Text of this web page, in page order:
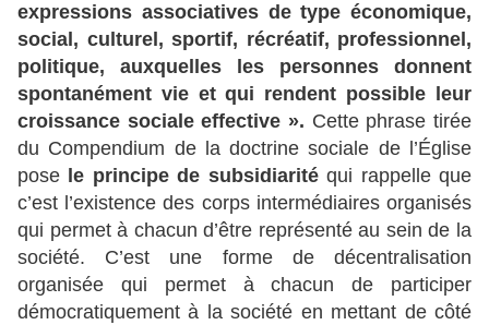
expressions associatives de type économique,
social, culturel, sportif, récréatif, professionnel,
politique, auxquelles les personnes donnent
spontanément vie et qui rendent possible leur
croissance sociale effective ». Cette phrase tirée
du Compendium de la doctrine sociale de l’Église
pose le principe de subsidiaritéqui rappelle que
c’est l’existence des corps intermédiaires organisés
qui permet à chacun d’être représenté au sein de la
société. C’est une forme de décentralisation
organisée qui permet à chacun de participer
démocratiquement à la société en mettant de côté